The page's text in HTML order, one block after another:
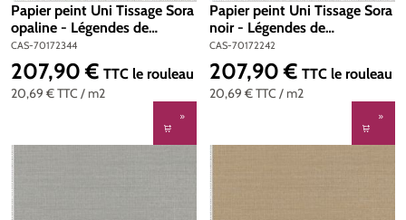
Papier peint Uni Tissage Sora
opaline - Légendes de
Casamance | Réf. CAS-
70172344
CAS-70172344
20,69 €TTC / m2
Prix régulier :
207,90 € TTC le rouleau
Papier peint Uni Tissage Sora
noir - Légendes de
Casamance | Réf. CAS-
70172242
CAS-70172242
20,69 €TTC / m2
Prix régulier :
207,90 € TTC le rouleau